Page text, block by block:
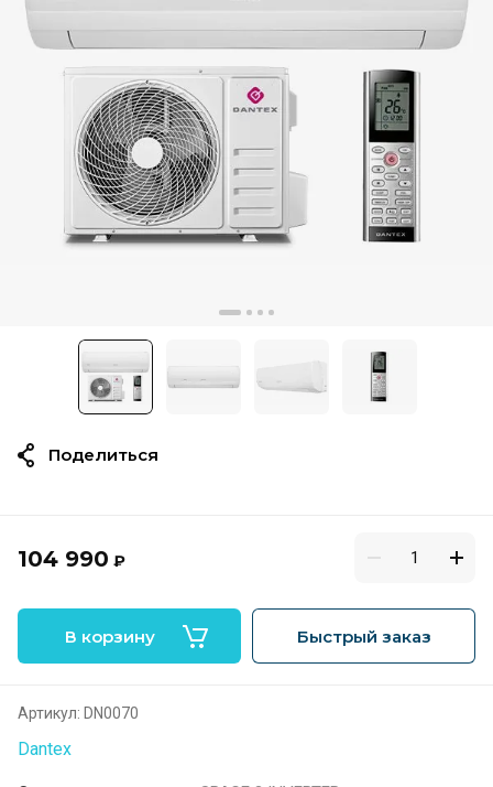
104 990 ₽
В корзину Быстрый заказ
Артикул: DN0070
Dantex
Поделиться